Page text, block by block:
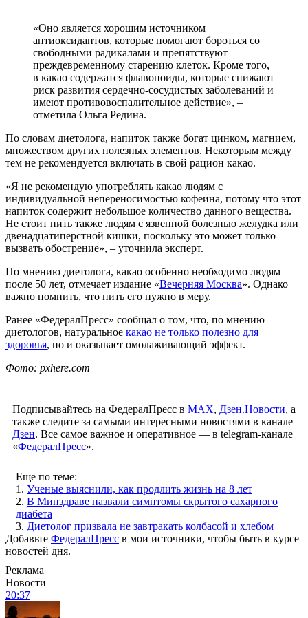
«Оно является хорошим источником
антиоксидантов, которые помогают бороться со
свободными радикалами и препятствуют
преждевременному старению клеток. Кроме того,
в какао содержатся флавоноиды, которые снижают
риск развития сердечно-сосудистых заболеваний и
имеют противовоспалительное действие», –
отметила Ольга Редина.
По словам диетолога, напиток также богат цинком, магнием,
множеством других полезных элементов. Некоторым между
тем не рекомендуется включать в свой рацион какао.
«Я не рекомендую употреблять какао людям с
индивидуальной непереносимостью кофеина, потому что этот
напиток содержит небольшое количество данного вещества.
Не стоит пить также людям с язвенной болезнью желудка или
двенадцатиперстной кишки, поскольку это может только
вызвать обострение», – уточнила эксперт.
По мнению диетолога, какао особенно необходимо людям
после 50 лет, отмечает издание «Вечерняя Москва». Однако
важно помнить, что пить его нужно в меру.
Ранее «ФедералПресс» сообщал о том, что, по мнению
диетологов, натуральное какао не только полезно для
здоровья, но и оказывает омолаживающий эффект.
Фото: pxhere.com
Подписывайтесь на ФедералПресс в МАХ, Дзен.Новости, а
также следите за самыми интересными новостями в канале
Дзен. Все самое важное и оперативное — в telegram-канале
«ФедералПресс».
Еще по теме:
1. Ученые выяснили, как продлить жизнь на 8 лет
2. В Минздраве назвали симптомы скрытого сахарного
диабета
3. Диетолог призвала не завтракать колбасой и хлебом
Добавьте ФедералПресс в мои источники, чтобы быть в курсе
новостей дня.
Реклама
Новости
20:37